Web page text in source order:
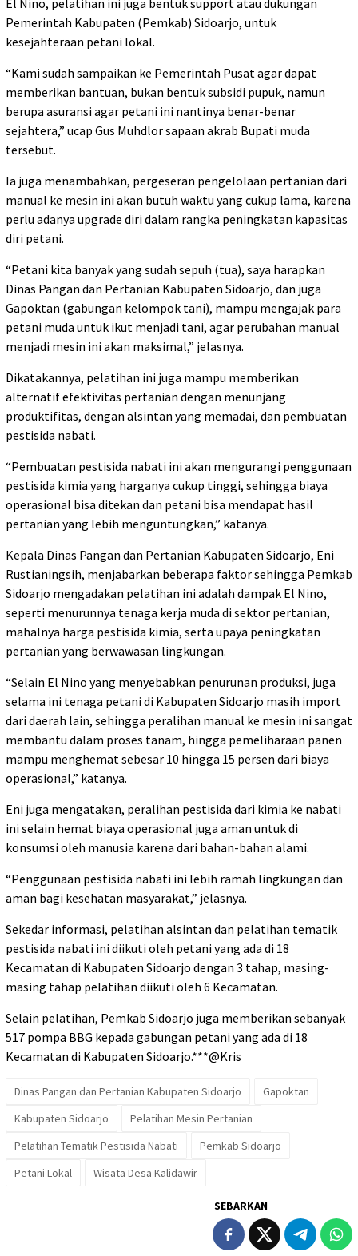
El Nino, pelatihan ini juga bentuk support atau dukungan
Pemerintah Kabupaten (Pemkab) Sidoarjo, untuk
kesejahteraan petani lokal.
“Kami sudah sampaikan ke Pemerintah Pusat agar dapat
memberikan bantuan, bukan bentuk subsidi pupuk, namun
berupa asuransi agar petani ini nantinya benar-benar
sejahtera,” ucap Gus Muhdlor sapaan akrab Bupati muda
tersebut.
Ia juga menambahkan, pergeseran pengelolaan pertanian dari
manual ke mesin ini akan butuh waktu yang cukup lama, karena
perlu adanya upgrade diri dalam rangka peningkatan kapasitas
diri petani.
“Petani kita banyak yang sudah sepuh (tua), saya harapkan
Dinas Pangan dan Pertanian Kabupaten Sidoarjo, dan juga
Gapoktan (gabungan kelompok tani), mampu mengajak para
petani muda untuk ikut menjadi tani, agar perubahan manual
menjadi mesin ini akan maksimal,” jelasnya.
Dikatakannya, pelatihan ini juga mampu memberikan
alternatif efektivitas pertanian dengan menunjang
produktifitas, dengan alsintan yang memadai, dan pembuatan
pestisida nabati.
“Pembuatan pestisida nabati ini akan mengurangi penggunaan
pestisida kimia yang harganya cukup tinggi, sehingga biaya
operasional bisa ditekan dan petani bisa mendapat hasil
pertanian yang lebih menguntungkan,” katanya.
Kepala Dinas Pangan dan Pertanian Kabupaten Sidoarjo, Eni
Rustianingsih, menjabarkan beberapa faktor sehingga Pemkab
Sidoarjo mengadakan pelatihan ini adalah dampak El Nino,
seperti menurunnya tenaga kerja muda di sektor pertanian,
mahalnya harga pestisida kimia, serta upaya peningkatan
pertanian yang berwawasan lingkungan.
“Selain El Nino yang menyebabkan penurunan produksi, juga
selama ini tenaga petani di Kabupaten Sidoarjo masih import
dari daerah lain, sehingga peralihan manual ke mesin ini sangat
membantu dalam proses tanam, hingga pemeliharaan panen
mampu menghemat sebesar 10 hingga 15 persen dari biaya
operasional,” katanya.
Eni juga mengatakan, peralihan pestisida dari kimia ke nabati
ini selain hemat biaya operasional juga aman untuk di
konsumsi oleh manusia karena dari bahan-bahan alami.
“Penggunaan pestisida nabati ini lebih ramah lingkungan dan
aman bagi kesehatan masyarakat,” jelasnya.
Sekedar informasi, pelatihan alsintan dan pelatihan tematik
pestisida nabati ini diikuti oleh petani yang ada di 18
Kecamatan di Kabupaten Sidoarjo dengan 3 tahap, masing-
masing tahap pelatihan diikuti oleh 6 Kecamatan.
Selain pelatihan, Pemkab Sidoarjo juga memberikan sebanyak
517 pompa BBG kepada gabungan petani yang ada di 18
Kecamatan di Kabupaten Sidoarjo.***@Kris
Dinas Pangan dan Pertanian Kabupaten Sidoarjo
Gapoktan
Kabupaten Sidoarjo
Pelatihan Mesin Pertanian
Pelatihan Tematik Pestisida Nabati
Pemkab Sidoarjo
Petani Lokal
Wisata Desa Kalidawir
SEBARKAN